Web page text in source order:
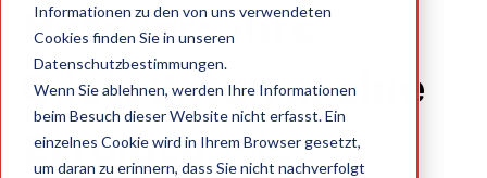
Informationen zu den von uns verwendeten
Cookies finden Sie in unseren
Datenschutzbestimmungen.
Wenn Sie ablehnen, werden Ihre Informationen
beim Besuch dieser Website nicht erfasst. Ein
einzelnes Cookie wird in Ihrem Browser gesetzt,
um daran zu erinnern, dass Sie nicht nachverfolgt
Hoteliers ihre
Gästedaten in eine
Erfolgsbasis